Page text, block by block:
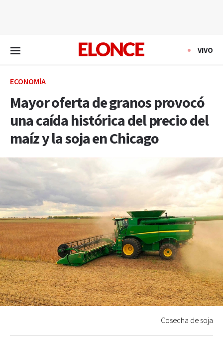
VIVO
ECONOMÍA
Mayor oferta de granos provocó
una caída histórica del precio del
maíz y la soja en Chicago
Cosecha de soja